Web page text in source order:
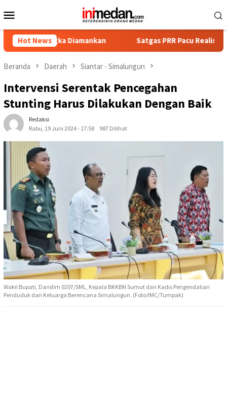
ke
Mobile
Hot News
Diamankan Satgas PRR Pacu Realisasi Tambahan
Beranda Daerah Siantar - Simalungun
Intervensi Serentak Pencegahan
Stunting Harus Dilakukan Dengan Baik
Redaksi
Rabu, 19 Juni 2024 - 17:58
987 Dilihat
Wakil Bupati, Dandim 0207/SML, Kepala BKKBN Sumut dan Kadis Pengendalian
Penduduk dan Keluarga Berencana Simalungun. (Foto/IMC/Tumpak)